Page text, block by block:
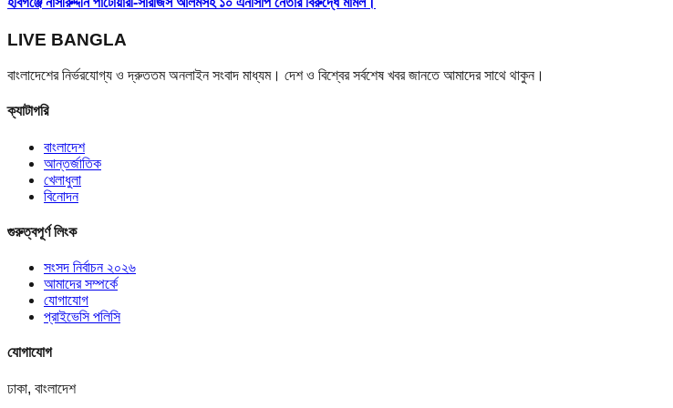
LIVE BANGLA
বাংলাদেশের নির্ভরযোগ্য ও দ্রুততম অনলাইন সংবাদ মাধ্যম। দেশ ও বিশ্বের সর্বশেষ খবর জানতে আমাদের সাথে থাকুন।
ক্যাটাগরি
বাংলাদেশ
আন্তর্জাতিক
খেলাধুলা
বিনোদন
গুরুত্বপূর্ণ লিংক
সংসদ নির্বাচন ২০২৬
আমাদের সম্পর্কে
যোগাযোগ
প্রাইভেসি পলিসি
যোগাযোগ
ঢাকা, বাংলাদেশ